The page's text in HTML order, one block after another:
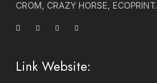
CROM, CRAZY HORSE, ECOPRINT.
Link Website: